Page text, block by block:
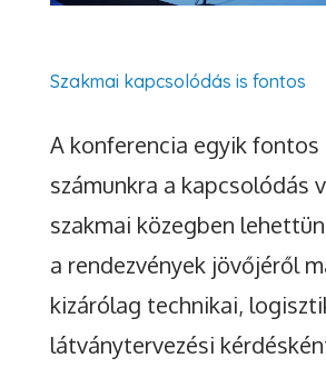
Szakmai kapcsolódás is fontos
A konferencia egyik fontos
számunkra a kapcsolódás
szakmai közegben
a rendezvények jövőjéről
kizárólag technikai,
látványtervezési